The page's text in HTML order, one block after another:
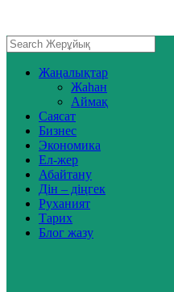
Жаңалықтар
Жаһан
Аймақ
Саясат
Бизнес
Экономика
Ел-жер
Абайтану
Дін – діңгек
Руханият
Тарих
Блог жазу